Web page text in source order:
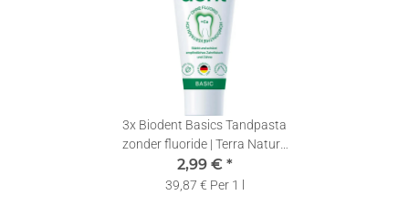
3x Biodent Basics Tandpasta
zonder fluoride | Terra Natura
Tandpasta Fluoride Vrij | 1 x
75ml
2,99 € *
39,87 € Per 1 l